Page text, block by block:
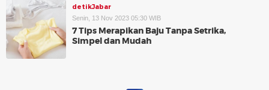
detikJabar
Senin, 13 Nov 2023 05:30 WIB
7 Tips Merapikan Baju Tanpa Setrika,
Simpel dan Mudah